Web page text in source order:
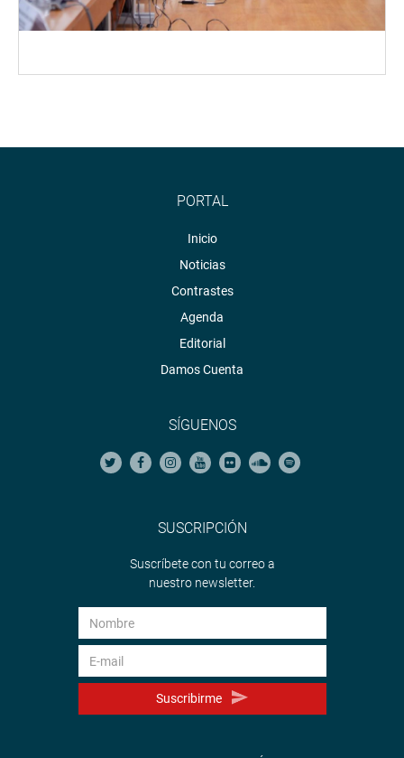
PORTAL
Inicio
Noticias
Contrastes
Agenda
Editorial
Damos Cuenta
SÍGUENOS
SUSCRIPCIÓN
Suscríbete con tu correo a
nuestro newsletter.
Suscribirme